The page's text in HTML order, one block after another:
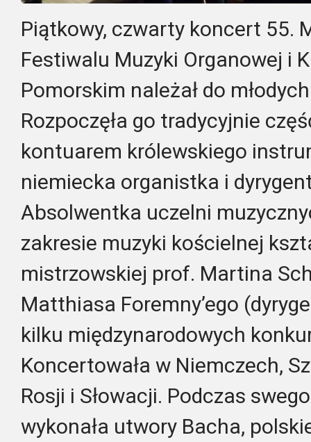
Piątkowy, czwarty koncert 55.
Festiwalu Muzyki Organowej i
Pomorskim należał do
Rozpoczęła go tradycyjnie
kontuarem królewskiego
niemiecka organistka i
Absolwentka uczelni
zakresie muzyki kościelnej
mistrzowskiej prof. Martina
Matthiasa Foremny’ego
kilku międzynarodowych
Koncertowała w Niemczech,
Rosji i Słowacji. Podczas
wykonała utwory Bacha,